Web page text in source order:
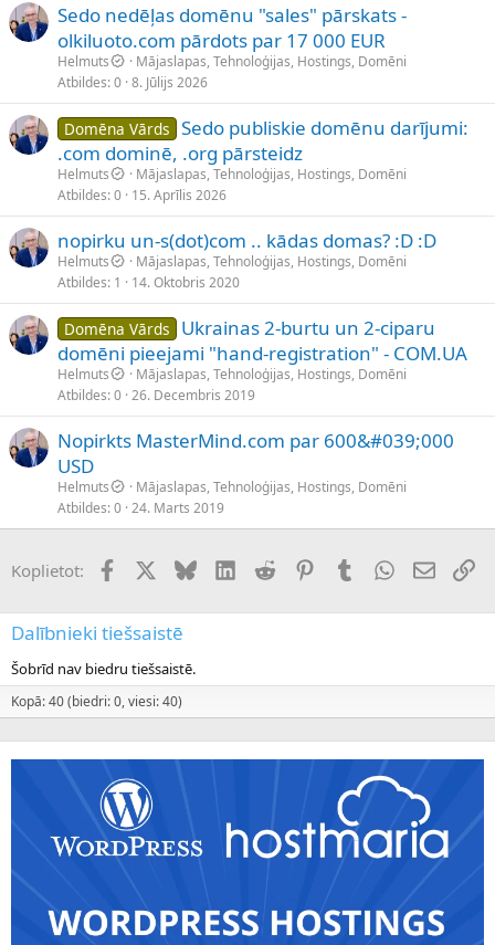
Sedo nedēļas domēnu "sales" pārskats -
olkiluoto.com pārdots par 17 000 EUR
Helmuts
Mājaslapas, Tehnoloģijas, Hostings, Domēni
Atbildes 0 8. Jūlijs 2026
Domēna Vārds Sedo publiskie domēnu darījumi:
.com dominē, .org pārsteidz
Helmuts
Mājaslapas, Tehnoloģijas, Hostings, Domēni
Atbildes 0 15. Aprīlis 2026
nopirku un-s(dot)com .. kādas domas? :D :D
Helmuts
Mājaslapas, Tehnoloģijas, Hostings, Domēni
Atbildes 1 14. Oktobris 2020
Domēna Vārds
Ukrainas 2-burtu un 2-ciparu
domēni pieejami "hand-registration" - COM.UA
Helmuts
Mājaslapas, Tehnoloģijas, Hostings, Domēni
Atbildes 0 26. Decembris 2019
Nopirkts MasterMind.com par 600&#039;000
USD
Helmuts
Mājaslapas, Tehnoloģijas, Hostings, Domēni
Atbildes 0 24. Marts 2019
Koplietot: FacebookX (Twitter)
BlueskyLinkedInReddit PinterestTumblrWhatsApp
E-pasts
Dalībnieki tiešsaistē
Šobrīd nav biedru tiešsaistē.
Kopā: 40 (biedri: 0, viesi: 40)